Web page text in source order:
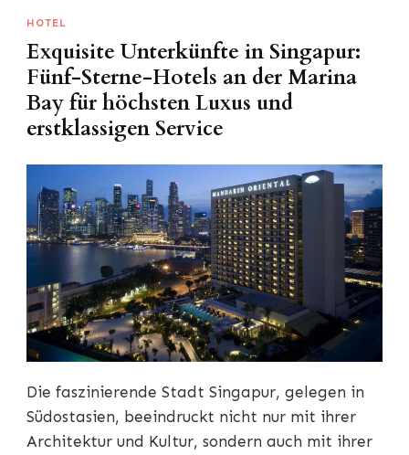
HOTEL
Exquisite Unterkünfte in Singapur:
Fünf-Sterne-Hotels an der Marina
Bay für höchsten Luxus und
erstklassigen Service
Die faszinierende Stadt Singapur, gelegen in
Südostasien, beeindruckt nicht nur mit ihrer
Architektur und Kultur, sondern auch mit ihrer